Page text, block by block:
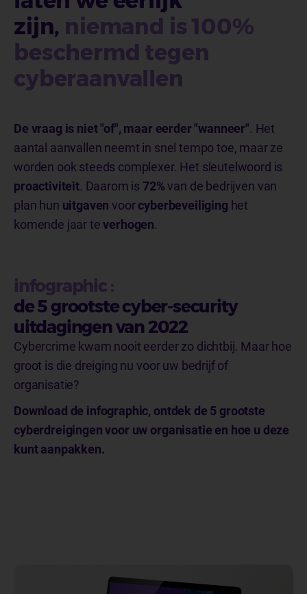
zijn, niemand is 100%
beschermd tegen
cyberaanvallen
De vraag is niet "of", maar eerder "wanneer". Het
aantal aanvallen neemt in snel tempo toe, maar ze
worden ook steeds complexer. Het sleutelwoord is
proactiviteit. Daarom is 72%van de bedrijven van
plan hun uitgaven voorcyberbeveiliging het
komende jaar teverhogen.
infographic :
de 5 grootste cyber-security
uitdagingen van 2022
Cybercrime kwam nooit eerder zo dichtbij. Maar hoe
groot is die dreiging nu voor uw bedrijf of
organisatie?
Download de infographic, ontdek de 5 grootste
cyberdreigingen voor uw organisatie en hoe u deze
kunt aanpakken.